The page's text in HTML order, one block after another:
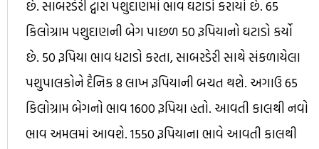
છે. સાબરડેરી દ્વારા પશુદાણમાં ભાવ ઘટાડો કરાયો છે. 65
કિલોગ્રામ પશુદાણની બેગ પાછળ 50 રૂપિયાનો ઘટાડો કર્યો
છે. 50 રૂપિયા ભાવ ધટાડો કરતા, સાબરડેરી સાથે સંકળાયેલા
પશુપાલકોને દૈનિક 8 લાખ રૂપિયાની બચત થશે. અગાઉ 65
કિલોગ્રામ બેગનો ભાવ 1600 રૂપિયા હતો. આવતી કાલથી નવો
ભાવ અમલમાં આવશે. 1550 રૂપિયાના ભાવે આવતી કાલથી